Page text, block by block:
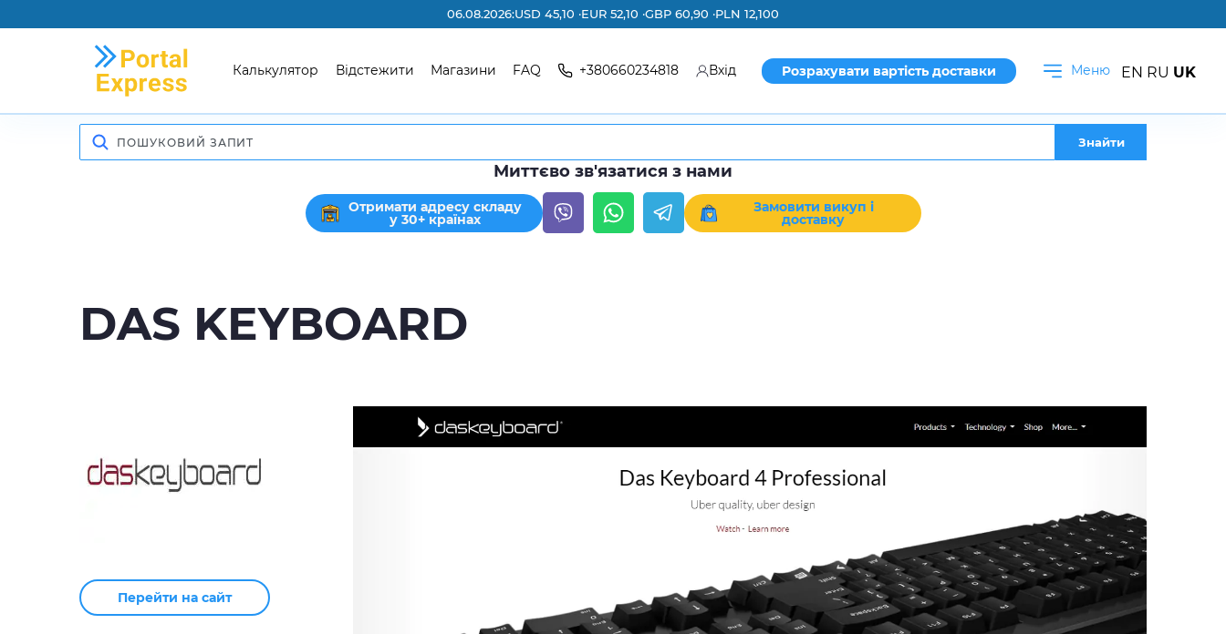
06.08.2026:USD 45,10 ·EUR 52,10 ·GBP 60,90 ·PLN 12,100
Калькулятор Відстежити Магазини FAQ +380660234818 Вхід Розрахувати вартість доставки Меню
Знайти
Миттєво зв'язатися з нами
Отримати адресу складу
у 30+ країнах
Замовити викуп і
доставку
DAS KEYBOARD
Перейти на сайт
EN RU UK